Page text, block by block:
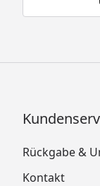
Rückgabe &
Kontakt